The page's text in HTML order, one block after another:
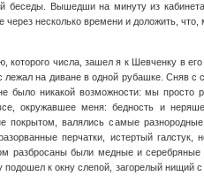
беседы. Вышедши на минуту из
несколько времени и доложить, что,
которого числа, зашел я к Шевченку в
на диване в одной рубашке. Сняв с
было никакой возможности: мы просто
окружавшее меня: бедность и
покрытом, валялись самые разнородные
перчатки, истертый
разбросаны были медные и серебряные
подошел к окну слепой, загорелый нищий